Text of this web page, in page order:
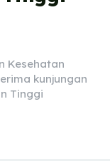
Kesehatan
kunjungan
Tinggi